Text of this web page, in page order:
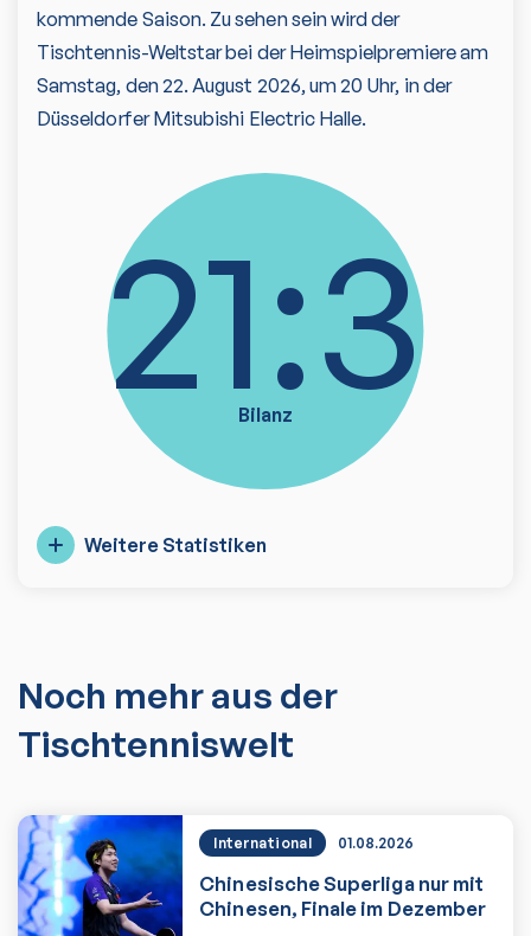
kommende Saison. Zu sehen sein wird der
Tischtennis-Weltstar bei der Heimspielpremiere am
Samstag, den 22. August 2026, um 20 Uhr, in der
Düsseldorfer Mitsubishi Electric Halle.
21:3
Bilanz
Weitere Statistiken
Noch mehr aus der
Tischtenniswelt
International 01.08.2026
Chinesische Superliga nur mit
Chinesen, Finale im Dezember